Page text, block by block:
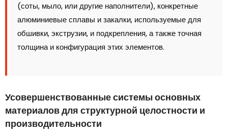
(соты, мыло, или другие наполнители), конкретные
алюминиевые сплавы и закалки, используемые для
обшивки, экструзии, и подкрепления, а также точная
толщина и конфигурация этих элементов.
Усовершенствованные системы основных
материалов для структурной целостности и
производительности